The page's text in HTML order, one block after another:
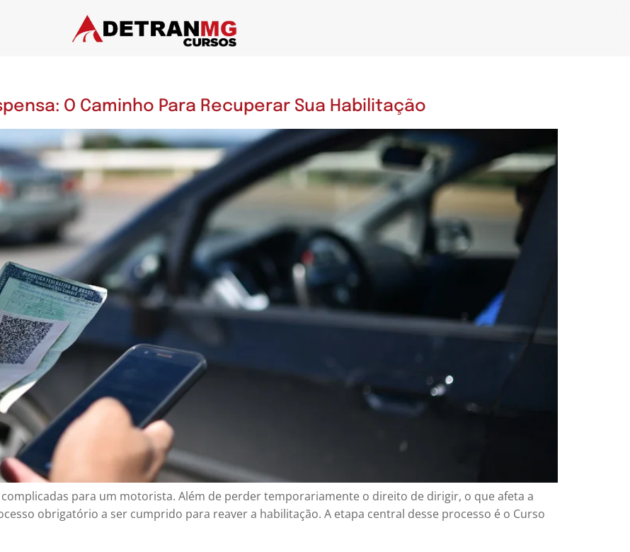
O Caminho Para Recuperar Sua Habilitação
complicadas para um motorista. Além de perder temporariamente o direito de dirigir, o que afeta a
obrigatório a ser cumprido para reaver a habilitação. A etapa central desse processo é o Curso